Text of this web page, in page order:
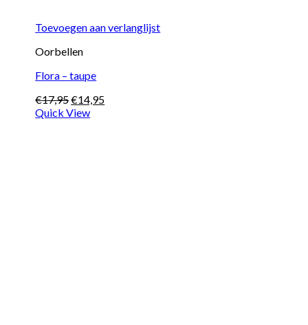
Toevoegen aan verlanglijst
Oorbellen
Flora – taupe
€17,95Oorspronkelijke
prijs
€14,95Huidige
Quick View